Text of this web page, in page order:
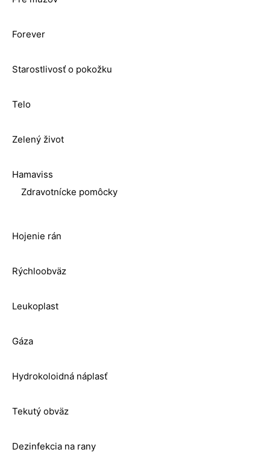
Forever
Starostlivosť o pokožku
Telo
Zelený život
Hamaviss
Zdravotnícke pomôcky
Hojenie rán
Rýchloobväz
Leukoplast
Gáza
Hydrokoloidná náplasť
Tekutý obväz
Dezinfekcia na rany